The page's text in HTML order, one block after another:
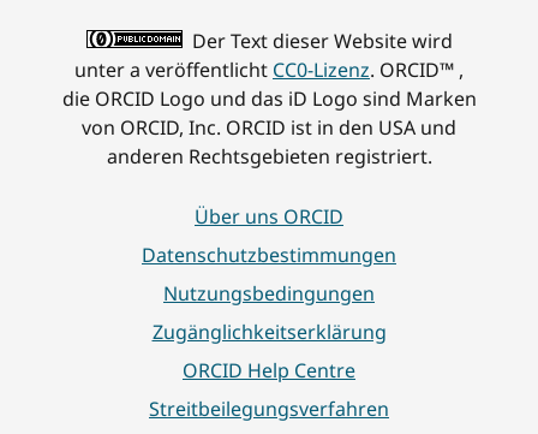
Der Text dieser Website wird
unter a veröffentlicht CC0-Lizenz. ORCID™ ,
die ORCID Logo und das iD Logo sind Marken
von ORCID, Inc. ORCID ist in den USA und
anderen Rechtsgebieten registriert.
Über uns ORCID
Datenschutzbestimmungen
Nutzungsbedingungen
Zugänglichkeitserklärung
ORCID Help Centre
Streitbeilegungsverfahren